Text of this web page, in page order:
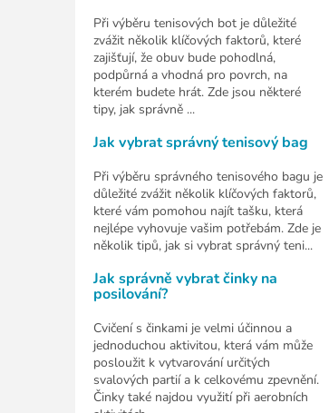
Při výběru tenisových bot je důležité
zvážit několik klíčových faktorů, které
zajišťují, že obuv bude pohodlná,
podpůrná a vhodná pro povrch, na
kterém budete hrát. Zde jsou některé
tipy, jak správně ...
Jak vybrat správný tenisový bag
Při výběru správného tenisového bagu je
důležité zvážit několik klíčových faktorů,
které vám pomohou najít tašku, která
nejlépe vyhovuje vašim potřebám. Zde je
několik tipů, jak si vybrat správný teni...
Jak správně vybrat činky na
posilování?
Cvičení s činkami je velmi účinnou a
jednoduchou aktivitou, která vám může
posloužit k vytvarování určitých
svalových partií a k celkovému zpevnění.
Činky také najdou využití při aerobních